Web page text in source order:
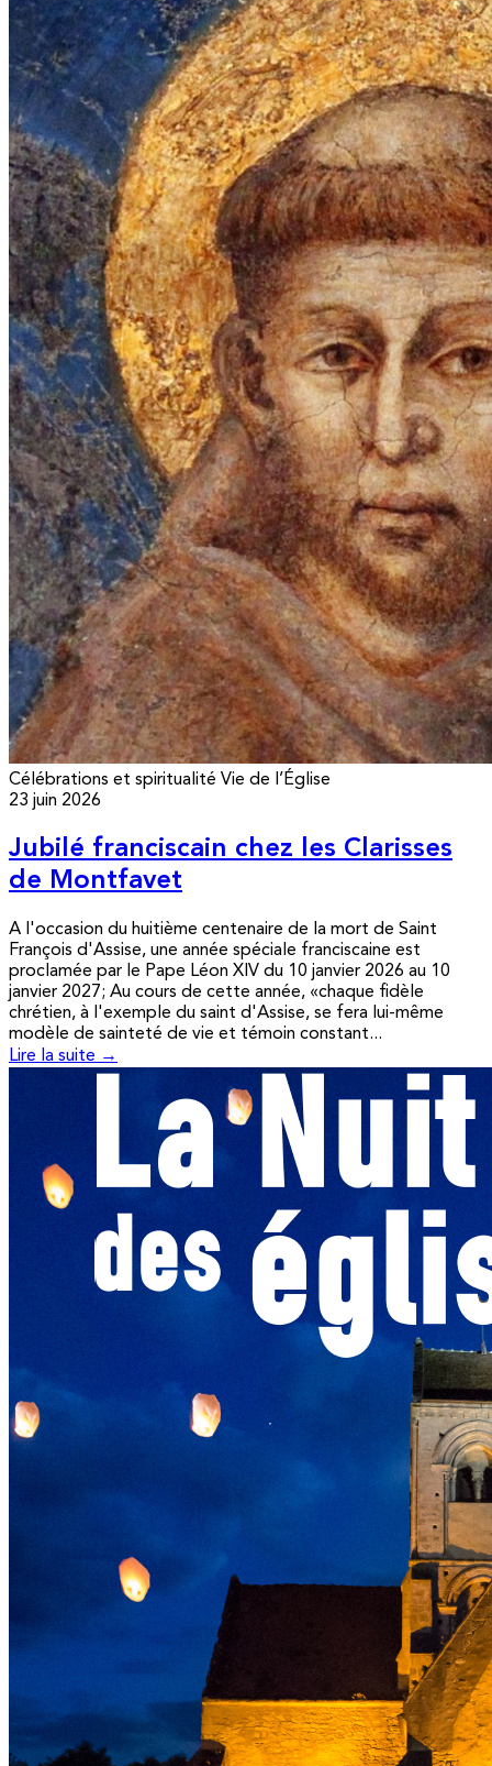
Célébrations et spiritualité Vie de l’Église
23 juin 2026
Jubilé franciscain chez les Clarisses
de Montfavet
A l'occasion du huitième centenaire de la mort de Saint
François d'Assise, une année spéciale franciscaine est
proclamée par le Pape Léon XIV du 10 janvier 2026 au 10
janvier 2027; Au cours de cette année, «chaque fidèle
chrétien, à l'exemple du saint d'Assise, se fera lui-même
modèle de sainteté de vie et témoin constant...
Lire la suite →